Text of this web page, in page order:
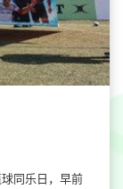
同乐日，早前